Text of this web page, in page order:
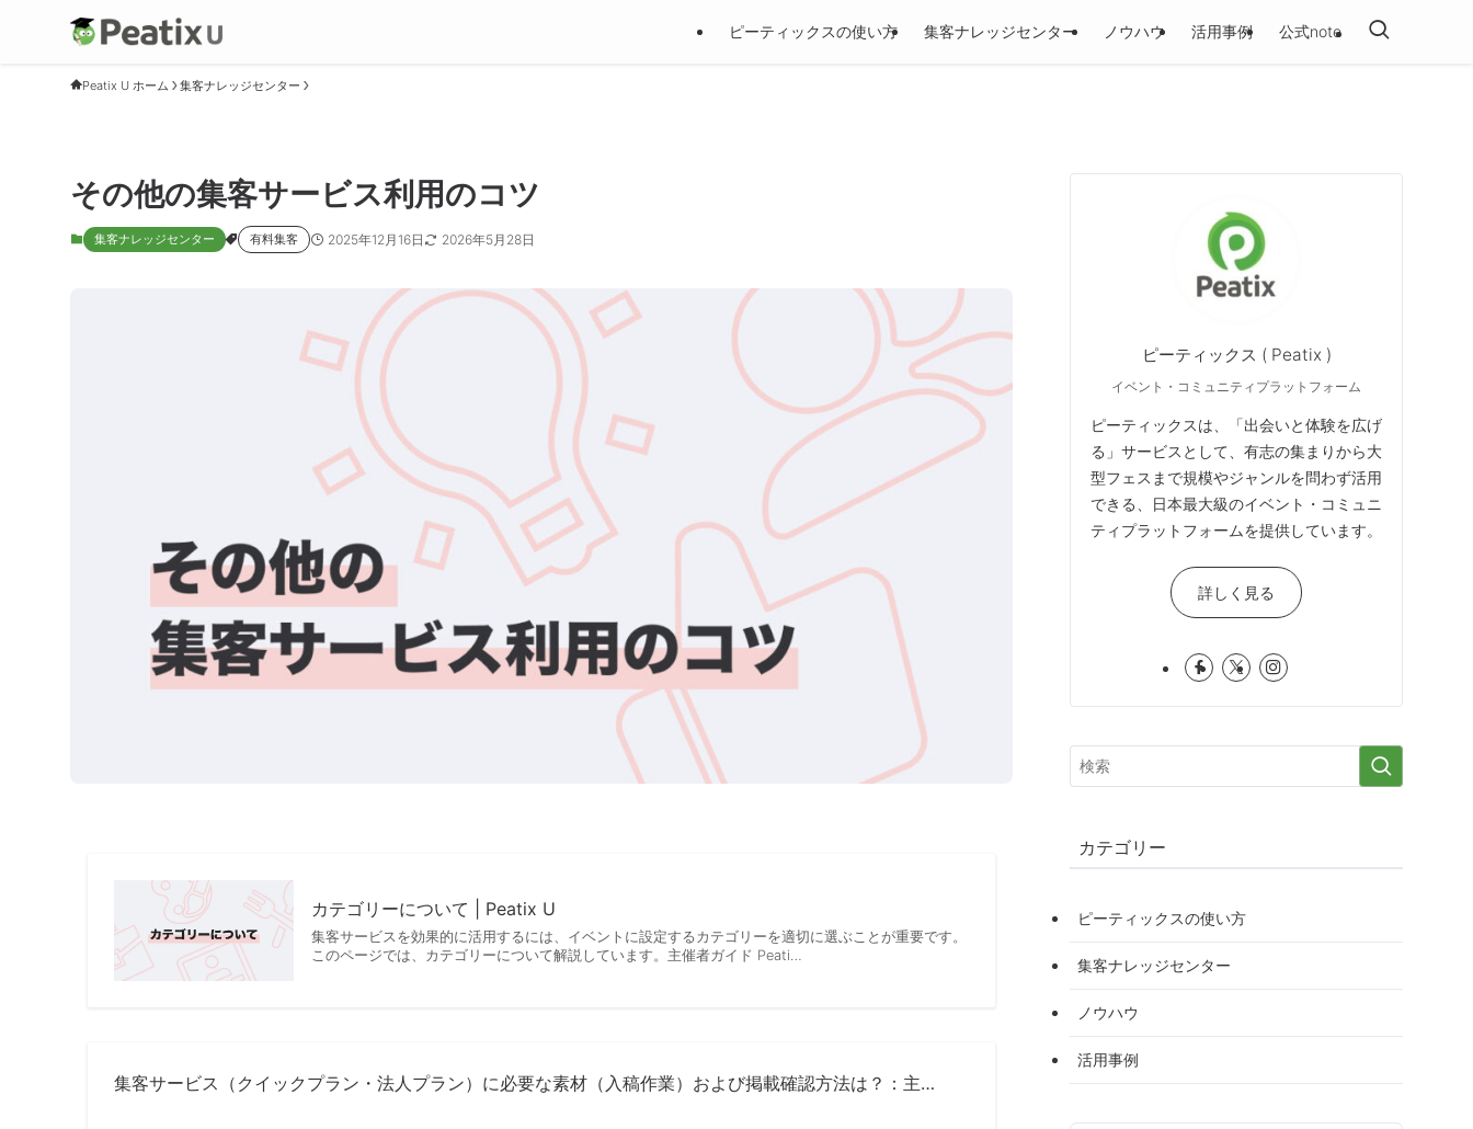
ピーティックスの使い方 集客ナレッジセンター ノウハウ 活用事例 公式note
Peatix U ホーム 集客ナレッジセンター
その他の集客サービス利用のコツ
集客ナレッジセンター 有料集客 2025年12月16日 2026年5月28日
カテゴリーについて | Peatix U
集客サービスを効果的に活用するには、イベントに設定するカテゴリーを適切に選ぶことが重要です。
このページでは、カテゴリーについて解説しています。主催者ガイド Peati…
集客サービス（クイックプラン・法人プラン）に必要な素材（入稿作業）および掲載確認方法は？：主…
ピーティックス ( Peatix )
イベント・コミュニティプラットフォーム
ピーティックスは、「出会いと体験を広げ
る」サービスとして、有志の集まりから大
型フェスまで規模やジャンルを問わず活用
できる、日本最大級のイベント・コミュニ
ティプラットフォームを提供しています。
詳しく見る
カテゴリー
ピーティックスの使い方
集客ナレッジセンター
ノウハウ
活用事例